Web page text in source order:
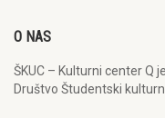
O NAS
ŠKUC – Kulturni center Q
Društvo Študentski